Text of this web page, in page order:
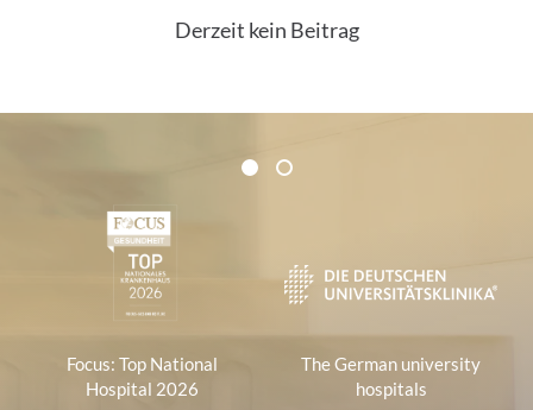
Derzeit kein Beitrag
Certificates and Associations
1 2
Focus: Top National
Hospital 2026
The German university
hospitals